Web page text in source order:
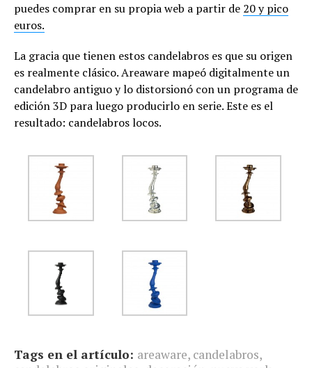
puedes comprar en su propia web a partir de 20 y pico
euros.
La gracia que tienen estos candelabros es que su origen
es realmente clásico. Areaware mapeó digitalmente un
candelabro antiguo y lo distorsionó con un programa de
edición 3D para luego producirlo en serie. Este es el
resultado: candelabros locos.
Tags en el artículo: areaware, candelabros,